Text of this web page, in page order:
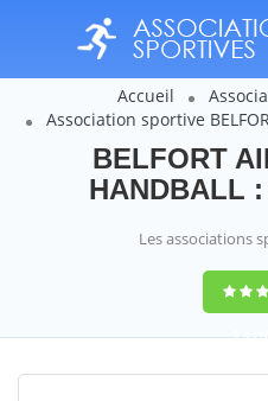
Accueil
Association sportive
BELFORT
HANDBALL
Les associations
9,4
14358